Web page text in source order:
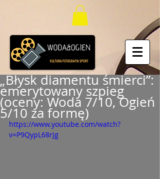
„Błysk diamentu śmierci”:
emerytowany szpieg
(oceny: Woda 7/10, Ogień
5/10 za formę)
https://www.youtube.com/watch?
v=P9QypL68rJg